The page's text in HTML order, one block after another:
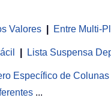
Valores Entre Multi-
Lista Suspensa
Específico de Colunas
...